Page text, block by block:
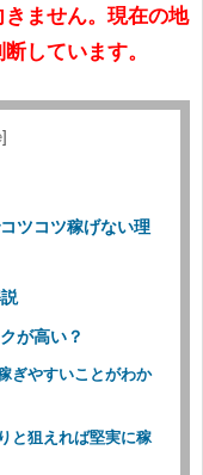
ません。現在の地
しています。
ツコツ稼げない理
が高い？
ぎやすいことがわか
と狙えれば堅実に稼